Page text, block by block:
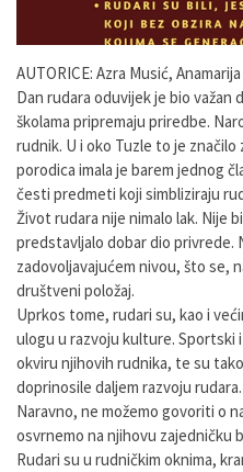
AUTORICE: Azra Musić,
Dan rudara oduvijek je bio važan
školama pripremaju priredbe.
rudnik. U i oko Tuzle to je
porodica imala je barem jednog
česti predmeti koji simbliziraju
Život rudara nije nimalo lak. Nije
predstavljalo dobar dio privrede.
zadovoljavajućem nivou, što se,
društveni položaj.
Uprkos tome, rudari su, kao i
ulogu u razvoju kulture. Sportski
okviru njihovih rudnika, te su
doprinosile daljem razvoju rudara.
Naravno, ne možemo govoriti o
osvrnemo na njihovu zajedničku
Rudari su u rudničkim oknima,